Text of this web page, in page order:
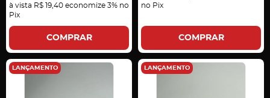
à vista R$ 19,40 economize 3% no
Pix
COMPRAR
no Pix
COMPRAR
LANÇAMENTO LANÇAMENTO